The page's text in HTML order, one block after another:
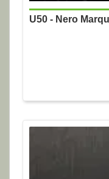
U50 - Nero